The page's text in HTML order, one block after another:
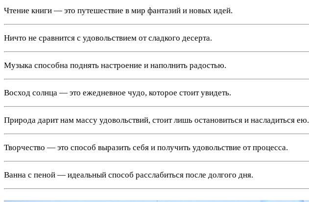
Чтение книги — это путешествие в мир фантазий и новых идей.
Ничто не сравнится с удовольствием от сладкого десерта.
Музыка способна поднять настроение и наполнить радостью.
Восход солнца — это ежедневное чудо, которое стоит увидеть.
Природа дарит нам массу удовольствий, стоит лишь остановиться и насладиться ею.
Творчество — это способ выразить себя и получить удовольствие от процесса.
Ванна с пеной — идеальный способ расслабиться после долгого дня.